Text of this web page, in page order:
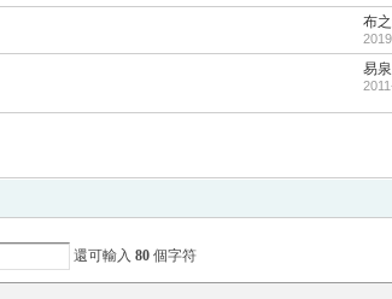
布
易泉
還可輸入 80 個字符